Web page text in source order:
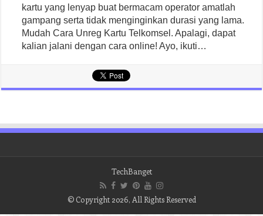
kartu yang lenyap buat bermacam operator amatlah
gampang serta tidak menginginkan durasi yang lama.
Mudah Cara Unreg Kartu Telkomsel. Apalagi, dapat
kalian jalani dengan cara online! Ayo, ikuti…
TechBanget
© Copyright 2026, All Rights Reserved